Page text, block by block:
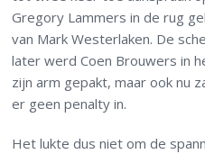
Gregory Lammers in de rug
van Mark Westerlaken. De
later werd Coen Brouwers in
zijn arm gepakt, maar ook nu
er geen penalty in.
Het lukte dus niet om de